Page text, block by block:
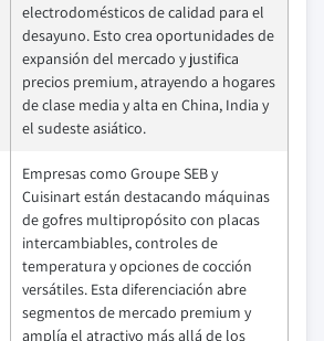
electrodomésticos de calidad para el
desayuno. Esto crea oportunidades de
expansión del mercado y justifica
precios premium, atrayendo a hogares
de clase media y alta en China, India y
el sudeste asiático.
Empresas como Groupe SEB y
Cuisinart están destacando máquinas
de gofres multipropósito con placas
intercambiables, controles de
temperatura y opciones de cocción
versátiles. Esta diferenciación abre
segmentos de mercado premium y
amplía el atractivo más allá de los